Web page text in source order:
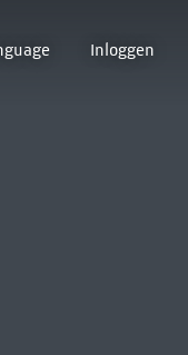
Inloggen